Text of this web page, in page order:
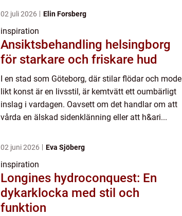
02 juli 2026 Elin Forsberg
inspiration
Ansiktsbehandling helsingborg
för starkare och friskare hud
I en stad som Göteborg, där stilar flödar och mode
likt konst är en livsstil, är kemtvätt ett oumbärligt
inslag i vardagen. Oavsett om det handlar om att
vårda en älskad sidenklänning eller att h&ari...
02 juni 2026 Eva Sjöberg
inspiration
Longines hydroconquest: En
dykarklocka med stil och
funktion